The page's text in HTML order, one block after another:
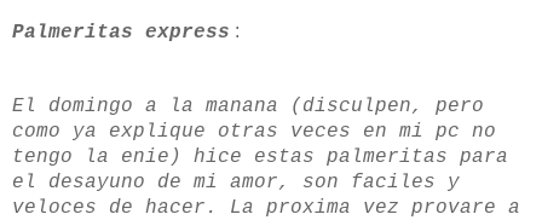
Palmeritas express :
El domingo a la manana (disculpen, pero
como ya explique otras veces en mi pc no
tengo la enie) hice estas palmeritas para
el desayuno de mi amor, son faciles y
veloces de hacer. La proxima vez provare a